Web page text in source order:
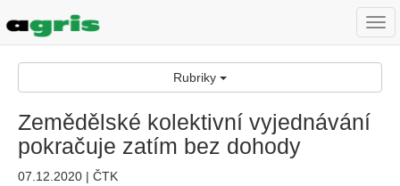
Rubriky
Zemědělské kolektivní vyjednávání
pokračuje zatím bez dohody
07.12.2020 | ČTK